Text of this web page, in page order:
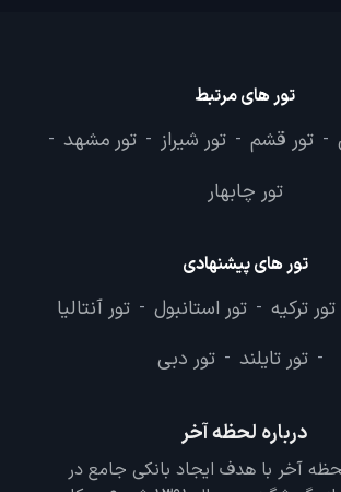
تور های مرتبط
- تور قشم - تور شیراز - تور مشهد -
تور چابهار
تور های پیشنهادی
تور ترکیه - تور استانبول - تور آنتالیا
- تور تایلند - تور دبی
درباره لحظه آخر
آخر با هدف ایجاد بانکی جامع در